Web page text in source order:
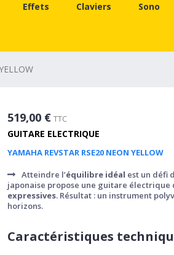
Effets Claviers Sono
519,00 € TTC
GUITARE ELECTRIQUE
YAMAHA REVSTAR RSE20 NEON YELLOW
Atteindre l’équilibre idéal est un défi
japonaise propose une guitare électrique
expressives. Résultat : un instrument
horizons.
Caractéristiques